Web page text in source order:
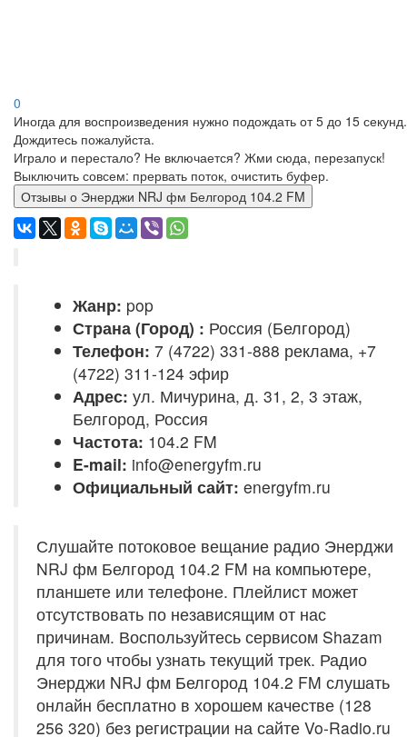
0
Иногда для воспроизведения нужно подождать от 5 до 15 секунд.
Дождитесь пожалуйста.
Играло и перестало? Не включается? Жми сюда, перезапуск!
Выключить совсем: прервать поток, очистить буфер.
Отзывы о Энерджи NRJ фм Белгород 104.2 FM
Жанр: pop
Страна (Город) : Россия (Белгород)
Телефон: 7 (4722) 331-888 реклама, +7
(4722) 311-124 эфир
Адрес: ул. Мичурина, д. 31, 2, 3 этаж,
Белгород, Россия
Частота: 104.2 FM
E-mail: info@energyfm.ru
Официальный сайт: energyfm.ru
Слушайте потоковое вещание радио Энерджи
NRJ фм Белгород 104.2 FM на компьютере,
планшете или телефоне. Плейлист может
отсутствовать по независящим от нас
причинам. Воспользуйтесь сервисом Shazam
для того чтобы узнать текущий трек. Радио
Энерджи NRJ фм Белгород 104.2 FM слушать
онлайн бесплатно в хорошем качестве (128
256 320) без регистрации на сайте Vo-Radio.ru